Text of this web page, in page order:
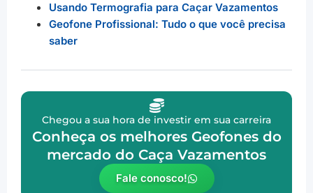
Usando Termografia para Caçar Vazamentos
Geofone Profissional: Tudo o que você precisa
saber
Chegou a sua hora de investir em sua carreira
Conheça os melhores Geofones do
mercado do Caça Vazamentos
Fale conosco!